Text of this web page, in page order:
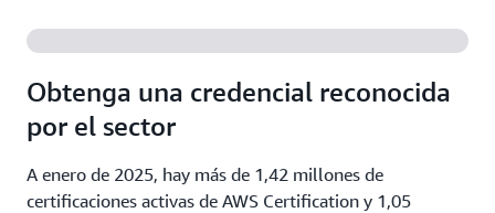
Obtenga una credencial reconocida
por el sector
A enero de 2025, hay más de 1,42 millones de
certificaciones activas de AWS Certification y 1,05